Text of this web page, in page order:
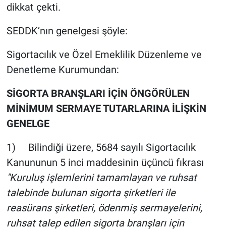
dikkat çekti.
SEDDK’nın genelgesi şöyle:
Sigortacılık ve Özel Emeklilik Düzenleme ve
Denetleme Kurumundan:
SİGORTA BRANŞLARI İÇİN ÖNGÖRÜLEN
MİNİMUM SERMAYE TUTARLARINA İLİŞKİN
GENELGE
1) Bilindiği üzere, 5684 sayılı Sigortacılık
Kanununun 5 inci maddesinin üçüncü fıkrası
"Kuruluş işlemlerini tamamlayan ve ruhsat
talebinde bulunan sigorta şirketleri ile
reasürans şirketleri, ödenmiş sermayelerini,
ruhsat talep edilen sigorta branşları için